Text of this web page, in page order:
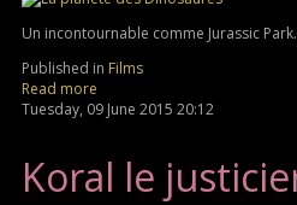
Un incontournable comme Jurassic Park.
Published in Films
Read more
Tuesday, 09 June 2015 20:12
Koral le